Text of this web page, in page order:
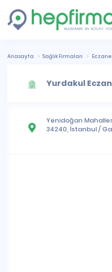
Anasayfa Sağlık Firmaları
Yurdakul
Yenidoğan
34240, İstanbul/